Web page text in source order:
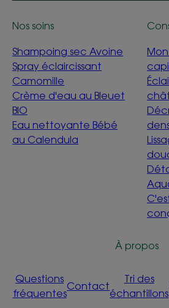
Nos soins
Shampoing sec Avoine
Spray éclaircissant
Camomille
Crème d'eau au Bleuet
BIO
Eau nettoyante Bébé
au Calendula
À propos
Questions
fréquentes
Contact
Tri des
échantillons